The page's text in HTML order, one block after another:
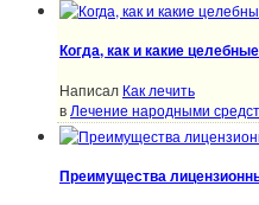
Когда, как и какие
Написал Как лечить
в Лечение народными
Преимущества